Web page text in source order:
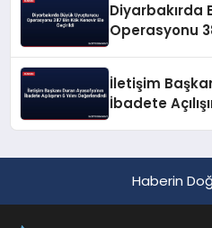
Diyarbakırda
Operasyonu
İletişim
İbadete
Haberin